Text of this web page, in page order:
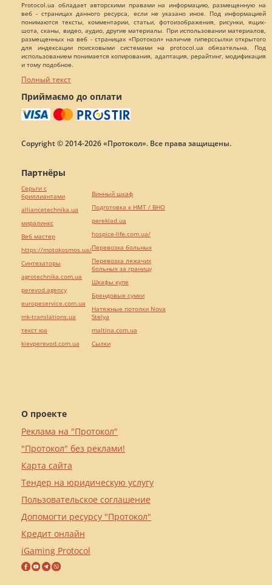
Protocol.ua обладает авторскими правами на информацию, размещенную на
веб - страницах данного ресурса, если не указано иное. Под информацией
понимаются тексты, комментарии, статьи, фотоизображения, рисунки, ящик-
шота, сканы, видео, аудио, другие материалы. При использовании материалов,
размещенных на веб - страницах «Протокол» наличие гиперссылки открытого
для индексации поисковыми системами на protocol.ua обязательна. Под
использованием понимается копирования, адаптация, рерайтинг, модификация
и тому подобное.
Полный текст
Приймаємо до оплати
Copyright © 2014-2026 «Протокол». Все права защищены.
О проекте
Реклама на "Протокол"
"Протокол" без реклами!
Карта сайта
Тендер на юридическую услугу
Пользовательское соглашение
Допомогти ресурсу "Протокол"
Кредит онлайн
iGaming Protocol
Партнёры
Серьги с
бриллиантами
alliancetechnika.ua
миралинкс
Веб мастер
https://motokosmos.ua/
Синтезаторы
agrotechnika.com.ua
perevod.agency
europeservice.com.ua
mk-translations.ua
текст юа
kievperevod.com.ua
Винный шкаф
Подготовка к НМТ / ВНО
pereklad.ua
hospice-life.com.ua/
Перевозка больных
Перевозка лежачих
больных за границу
Шкафы купе
Брендовые сумки
Натяжные потолки Nova
Stelya
maltina.com.ua
Cылки